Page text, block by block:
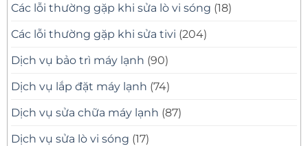
Các lỗi thường gặp khi sửa lò vi sóng (18)
Các lỗi thường gặp khi sửa tivi (204)
Dịch vụ bảo trì máy lạnh (90)
Dịch vụ lắp đặt máy lạnh (74)
Dịch vụ sửa chữa máy lạnh (87)
Dịch vụ sửa lò vi sóng (17)